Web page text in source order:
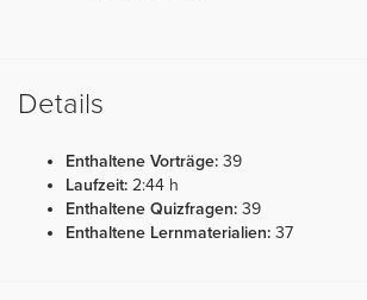
Details
Enthaltene Vorträge: 39
Laufzeit: 2:44 h
Enthaltene Quizfragen: 39
Enthaltene Lernmaterialien: 37